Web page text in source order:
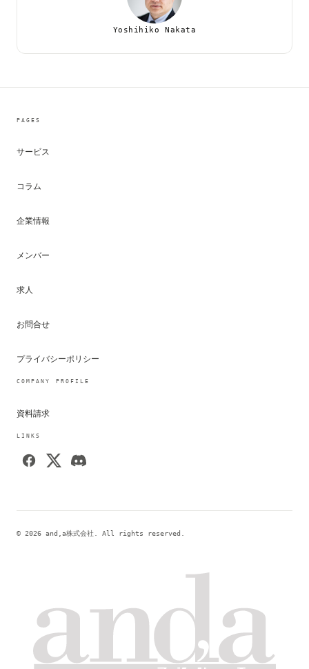
Yoshihiko Nakata
PAGES
サービス
コラム
企業情報
メンバー
求人
お問合せ
プライバシーポリシー
COMPANY PROFILE
資料請求
LINKS
© 2026 and,a株式会社. All rights reserved.